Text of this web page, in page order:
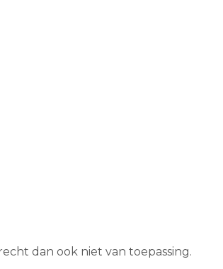
dan ook niet van toepassing.